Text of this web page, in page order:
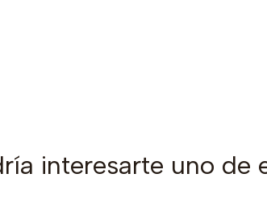
interesarte uno de